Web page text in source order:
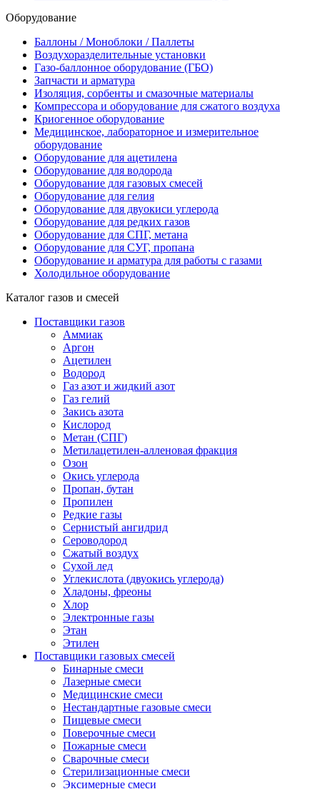
Оборудование
Баллоны / Моноблоки / Паллеты
Воздухоразделительные установки
Газо-баллонное оборудование (ГБО)
Запчасти и арматура
Изоляция, сорбенты и смазочные материалы
Компрессора и оборудование для сжатого воздуха
Криогенное оборудование
Медицинское, лабораторное и измерительное
оборудование
Оборудование для ацетилена
Оборудование для водорода
Оборудование для газовых смесей
Оборудование для гелия
Оборудование для двуокиси углерода
Оборудование для редких газов
Оборудование для СПГ, метана
Оборудование для СУГ, пропана
Оборудование и арматура для работы с газами
Холодильное оборудование
Каталог газов и смесей
Поставщики газов
Аммиак
Аргон
Ацетилен
Водород
Газ азот и жидкий азот
Газ гелий
Закись азота
Кислород
Метан (СПГ)
Метилацетилен-алленовая фракция
Озон
Окись углерода
Пропан, бутан
Пропилен
Редкие газы
Сернистый ангидрид
Сероводород
Сжатый воздух
Сухой лед
Углекислота (двуокись углерода)
Хладоны, фреоны
Хлор
Электронные газы
Этан
Этилен
Поставщики газовых смесей
Бинарные смеси
Лазерные смеси
Медицинские смеси
Нестандартные газовые смеси
Пищевые смеси
Поверочные смеси
Пожарные смеси
Сварочные смеси
Стерилизационные смеси
Эксимерные смеси